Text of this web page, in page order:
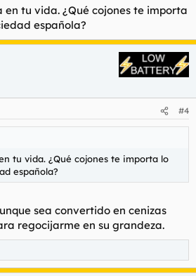
en tu vida. ¿Qué cojones te importa
española?
#4
tu vida. ¿Qué cojones te importa lo
española?
sea convertido en cenizas
regocijarme en su grandeza.